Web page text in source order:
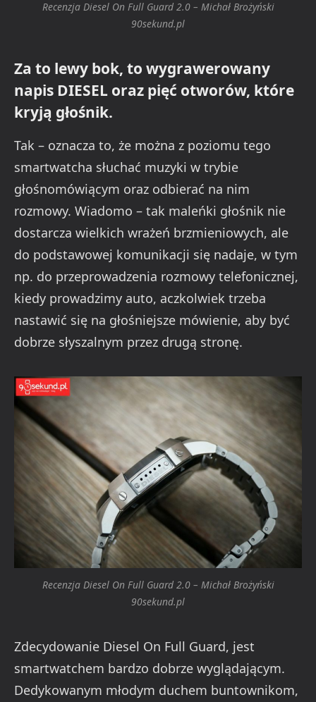
Recenzja Diesel On Full Guard 2.0 – Michał Brożyński
90sekund.pl
Za to lewy bok, to wygrawerowany
napis DIESEL oraz pięć otworów, które
kryją głośnik.
Tak – oznacza to, że można z poziomu tego
smartwatcha słuchać muzyki w trybie
głośnomówiącym oraz odbierać na nim
rozmowy. Wiadomo – tak maleńki głośnik nie
dostarcza wielkich wrażeń brzmieniowych, ale
do podstawowej komunikacji się nadaje, w tym
np. do przeprowadzenia rozmowy telefonicznej,
kiedy prowadzimy auto, aczkolwiek trzeba
nastawić się na głośniejsze mówienie, aby być
dobrze słyszalnym przez drugą stronę.
Recenzja Diesel On Full Guard 2.0 – Michał Brożyński
90sekund.pl
Zdecydowanie Diesel On Full Guard, jest
smartwatchem bardzo dobrze wyglądającym.
Dedykowanym młodym duchem buntownikom,